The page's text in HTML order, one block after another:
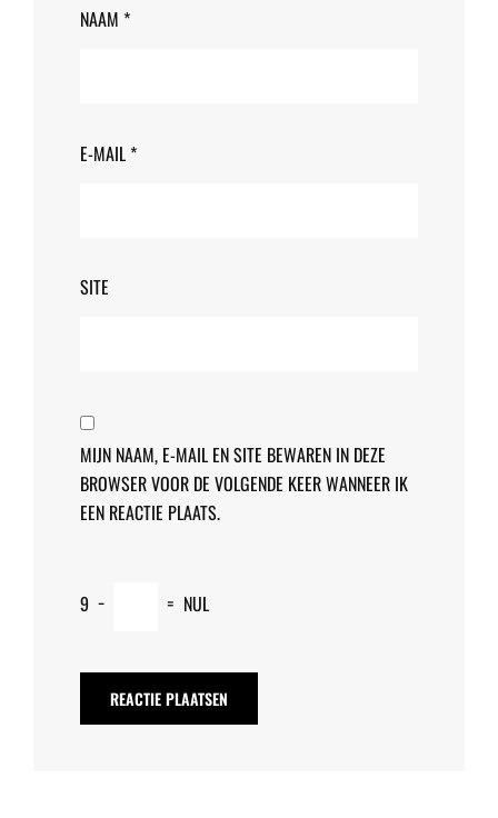
NAAM *
E-MAIL *
SITE
MIJN NAAM, E-MAIL EN SITE BEWAREN IN DEZE
BROWSER VOOR DE VOLGENDE KEER WANNEER IK
EEN REACTIE PLAATS.
9 − = NUL